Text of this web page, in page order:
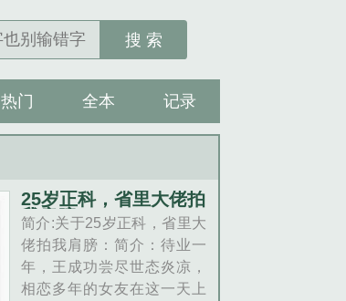
搜 索
热门 全本 记录
25岁正科，省里大佬拍
我肩膀
简介:关于25岁正科，省里大
佬拍我肩膀：简介：待业一
年，王成功尝尽世态炎凉，
相恋多年的女友在这一天上